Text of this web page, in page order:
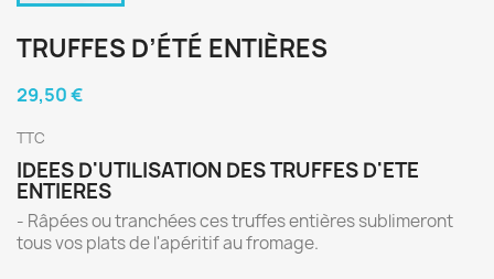
TRUFFES D’ÉTÉ ENTIÈRES
29,50 €
TTC
IDEES D'UTILISATION DES TRUFFES D'ETE
ENTIERES
- Râpées ou tranchées ces truffes entières sublimeront
tous vos plats de l'apéritif au fromage.